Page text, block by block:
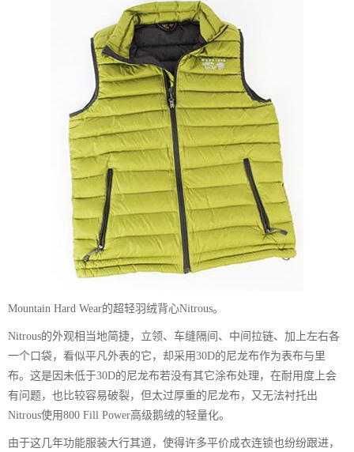
Mountain Hard Wear的超轻羽绒背心Nitrous。
Nitrous的外观相当地简捷，立领、车缝隔间、中间拉链、加上左右各
一个口袋，看似平凡外表的它，却采用30D的尼龙布作为表布与里
布。这是因未低于30D的尼龙布若没有其它涂布处理，在耐用度上会
有问题，也比较容易破裂，但太过厚重的尼龙布，又无法衬托出
Nitrous使用800 Fill Power高级鹅绒的轻量化。
由于这几年功能服装大行其道，使得许多平价成衣连锁也纷纷跟进，